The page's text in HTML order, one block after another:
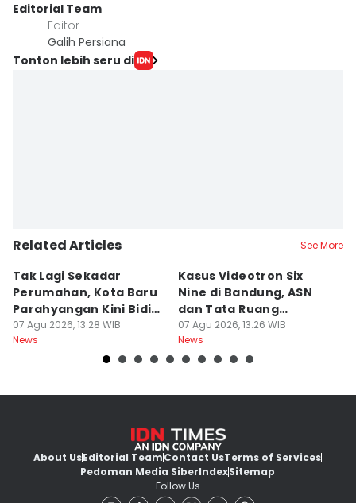
Editorial Team
Editor
Galih Persiana
Tonton lebih seru di
Related Articles See More
Tak Lagi Sekadar
Perumahan, Kota Baru
Parahyangan Kini Bidik
Wisatawan
07 Agu 2026, 13:28 WIB
News
Kasus Videotron Six
Nine di Bandung, ASN
dan Tata Ruang
Diperiksa
07 Agu 2026, 13:26 WIB
News
About UsEditorial TeamContact UsTerms of Services
Pedoman Media SiberIndexSitemap
Follow Us